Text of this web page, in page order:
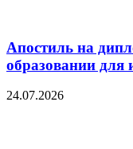
Апостиль на
образовании для
24.07.2026